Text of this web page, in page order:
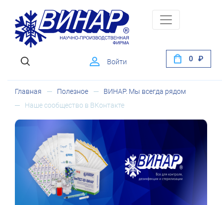
Войти 0
Главная Полезное
ВИНАР. Мы всегда рядом
Наше сообщество в ВКонтакте